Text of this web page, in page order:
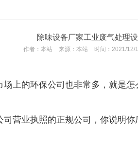
除味设备厂家工业废气处理
作者： 本站 来源： 本站 时间： 2021/12/
上的环保公司也非常多，就是
营业执照的正规公司，你说明